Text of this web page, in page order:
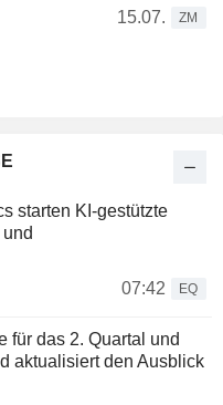
15.07.
ZM
starten KI-gestützte
07:42
EQ
für das 2. Quartal und
aktualisiert den Ausblick